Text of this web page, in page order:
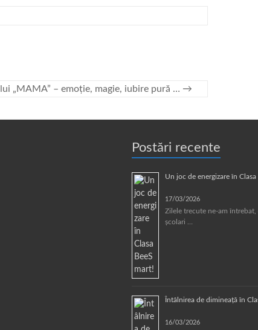
„MAMA” – emoție, magie, iubire pură … →
Postări recente
Un joc de energizare în Clasa
17/03/2026
Zilele trecute ne-am întrebat,
școlari …
Întâlnirea de dimineață în
16/03/2026